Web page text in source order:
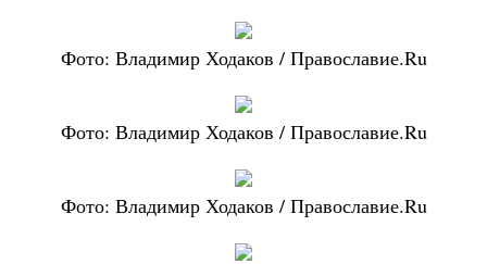
Фото: Владимир Ходаков / Православие.Ru
Фото: Владимир Ходаков / Православие.Ru
Фото: Владимир Ходаков / Православие.Ru